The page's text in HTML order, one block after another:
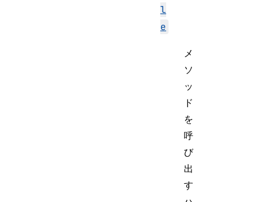
l
e
メ
ソ
ッ
ド
を
呼
び
出
す